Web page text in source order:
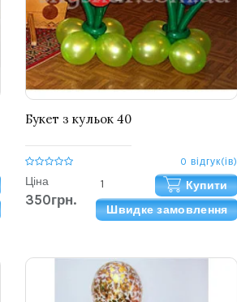
Букет з кульок 40
0 відгук(ів)
Ціна
350грн.
Купити
Швидке замовлення